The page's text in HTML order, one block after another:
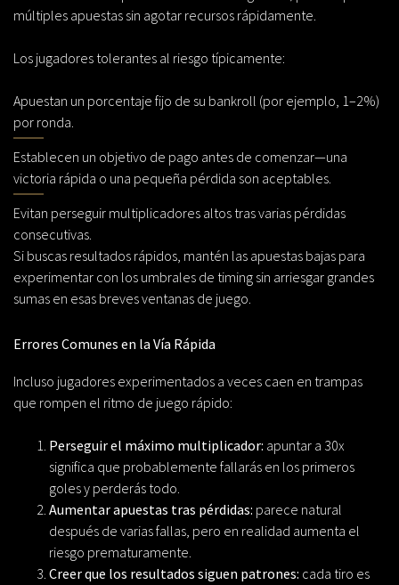
múltiples apuestas sin agotar recursos rápidamente.
Los jugadores tolerantes al riesgo típicamente:
Apuestan un porcentaje fijo de su bankroll (por ejemplo, 1–2%)
por ronda.
Establecen un objetivo de pago antes de comenzar—una
victoria rápida o una pequeña pérdida son aceptables.
Evitan perseguir multiplicadores altos tras varias pérdidas
consecutivas.
Si buscas resultados rápidos, mantén las apuestas bajas para
experimentar con los umbrales de timing sin arriesgar grandes
sumas en esas breves ventanas de juego.
Errores Comunes en la Vía Rápida
Incluso jugadores experimentados a veces caen en trampas
que rompen el ritmo de juego rápido:
Perseguir el máximo multiplicador: apuntar a 30x
significa que probablemente fallarás en los primeros
goles y perderás todo.
Aumentar apuestas tras pérdidas: parece natural
después de varias fallas, pero en realidad aumenta el
riesgo prematuramente.
Creer que los resultados siguen patrones: cada tiro es